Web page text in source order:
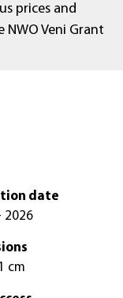
prices and
NWO Veni Grant
date
2026
13.5 x 21 cm